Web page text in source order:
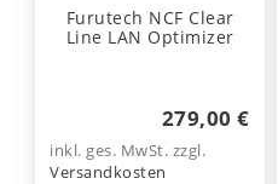
Furutech NCF Clear
Line LAN Optimizer
279,00 €
inkl. ges. MwSt. zzgl.
Versandkosten